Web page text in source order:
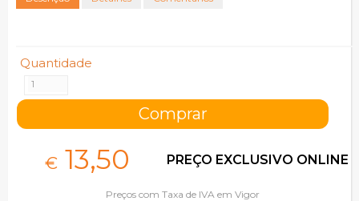
Quantidade
€ 13,50 PREÇO EXCLUSIVO ONLINE
Preços com Taxa de IVA em Vigor